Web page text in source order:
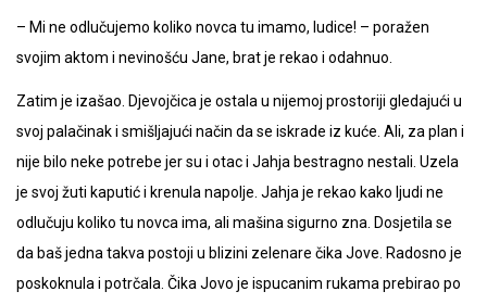
– Mi ne odlučujemo koliko novca tu imamo, ludice! – poražen
svojim aktom i nevinošću Jane, brat je rekao i odahnuo.
Zatim je izašao. Djevojčica je ostala u nijemoj prostoriji gledajući u
svoj palačinak i smišljajući način da se iskrade iz kuće. Ali, za plan i
nije bilo neke potrebe jer su i otac i Jahja bestragno nestali. Uzela
je svoj žuti kaputić i krenula napolje. Jahja je rekao kako ljudi ne
odlučuju koliko tu novca ima, ali mašina sigurno zna. Dosjetila se
da baš jedna takva postoji u blizini zelenare čika Jove. Radosno je
poskoknula i potrčala. Čika Jovo je ispucanim rukama prebirao po